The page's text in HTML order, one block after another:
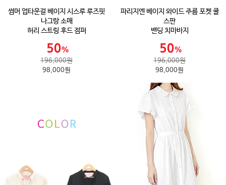
썸머 업타운걸 베이지 시스루 루즈핏
나그랑 소매
허리 스트링 후드 점퍼
196,000원
98,000원
파리지엔 베이지 와이드 주름 포켓 쿨
스판
밴딩 치마바지
196,000원
98,000원